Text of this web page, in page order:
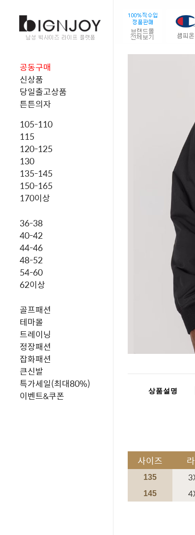
공동구매
신상품
당일출고상품
튼튼의자
105-110
115
120-125
130
135-145
150-165
170이상
36-38
40-42
44-46
48-52
54-60
62이상
골프패션
테마몰
트레이닝
정장패션
잡화패션
큰신발
특가세일(최대80%)
이벤트&쿠폰
상품설명
사이즈
135
145